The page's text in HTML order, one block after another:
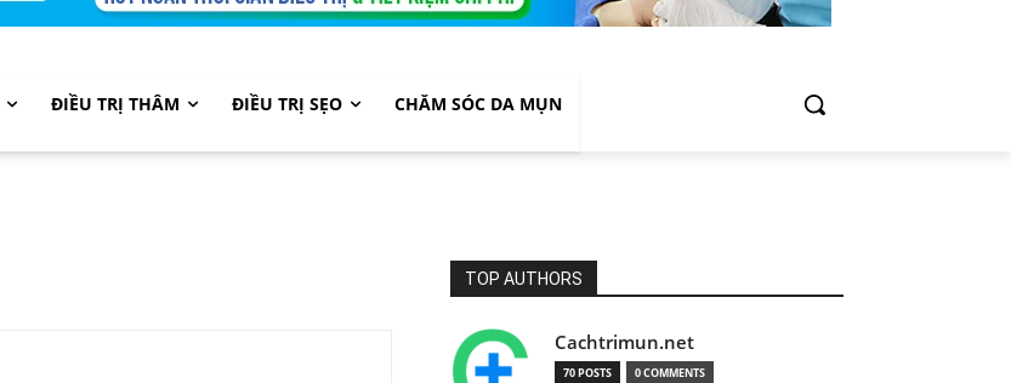
ĐIỀU TRỊ THÂM ĐIỀU TRỊ SẸO CHĂM SÓC DA MỤN
TOP AUTHORS
Cachtrimun.net
70 POSTS 0 COMMENTS